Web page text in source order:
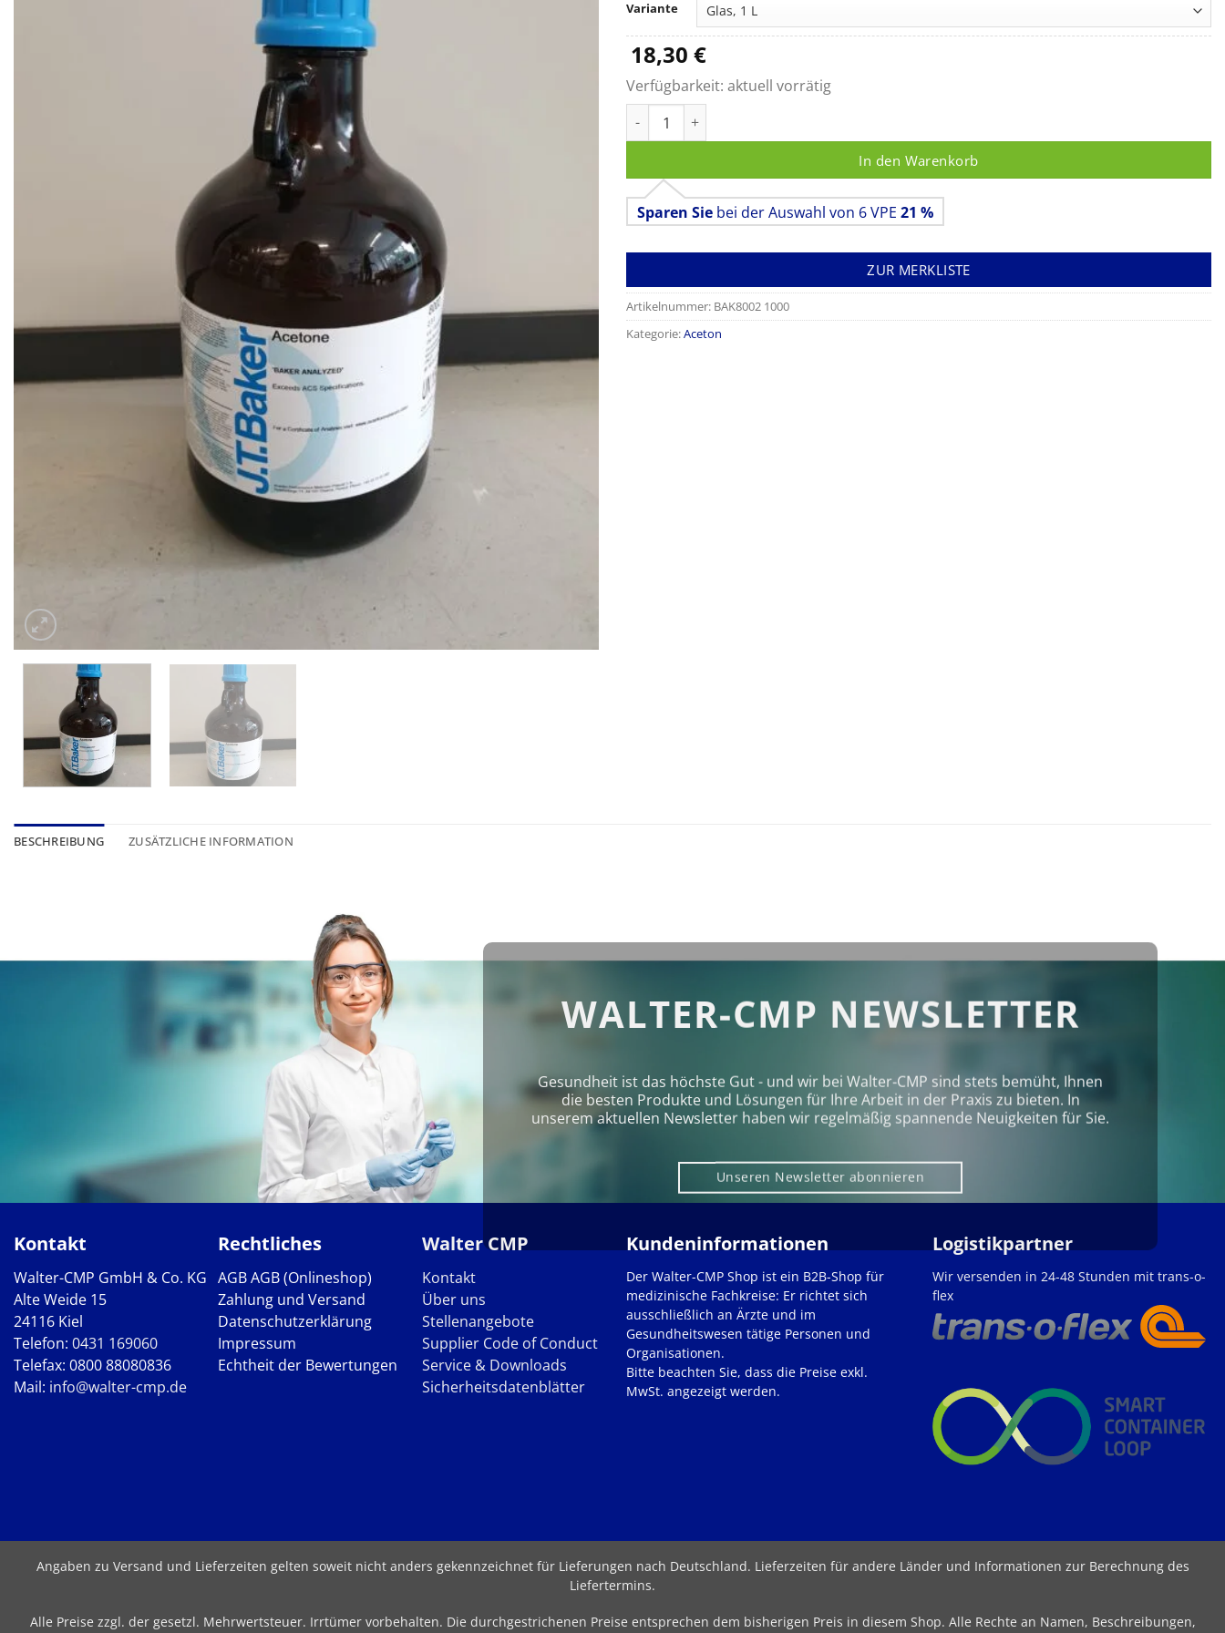
33,40 €
Variante
18,30 €
Verfügbarkeit: aktuell vorrätig
In den Warenkorb
Sparen Sie bei der Auswahl von 6 VPE 21 %
ZUR MERKLISTE
Artikelnummer: BAK8002 1000
Kategorie:Aceton
BESCHREIBUNG ZUSÄTZLICHE INFORMATION
WALTER-CMP NEWSLETTER
Gesundheit ist das höchste Gut - und wir bei Walter‑CMP sind stets bemüht, Ihnen
die besten Produkte und Lösungen für Ihre Arbeit in der Praxis zu bieten. In
unserem aktuellen Newsletter haben wir regelmäßig spannende Neuigkeiten für Sie.
Unseren Newsletter abonnieren
Kontakt
Walter-CMP GmbH & Co. KG
Alte Weide 15
24116 Kiel
Telefon: 0431 169060
Telefax: 0800 88080836
Mail: info@walter-cmp.de
Rechtliches
AGBAGB (Onlineshop)
Zahlung und Versand
Datenschutzerklärung
Impressum
Echtheit der Bewertungen
Walter CMP
Kontakt
Über uns
Stellenangebote
Supplier Code of Conduct
Service & Downloads
Sicherheitsdatenblätter
Kundeninformationen
Der Walter-CMP Shop ist ein B2B-Shop für
medizinische Fachkreise: Er richtet sich
ausschließlich an Ärzte und im
Gesundheitswesen tätige Personen und
Organisationen.
Bitte beachten Sie, dass die Preise exkl.
MwSt. angezeigt werden.
Logistikpartner
Wir versenden in 24-48 Stunden mit trans-o-
flex
Angaben zu Versand und Lieferzeiten gelten soweit nicht anders gekennzeichnet für Lieferungen nach Deutschland. Lieferzeiten für andere Länder und Informationen zur Berechnung des
Liefertermins.
Alle Preise zzgl. der gesetzl. Mehrwertsteuer. Irrtümer vorbehalten. Die durchgestrichenen Preise entsprechen dem bisherigen Preis in diesem Shop. Alle Rechte an Namen, Beschreibungen,